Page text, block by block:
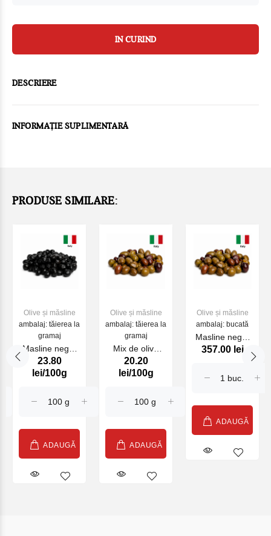
IN CURIND
DESCRIERE
INFORMAȚIE SUPLIMENTARĂ
PRODUSE SIMILARE:
Olive și măsline
ambalaj: tăierea la
gramaj
Masline negre
uscate SATOS
kg
23.80
lei/100g
ADAUGĂ
Olive și măsline
ambalaj: tăierea la
gramaj
Mix de olive
SATOS kg
20.20
lei/100g
ADAUGĂ
Olive și măsline
ambalaj: bucată
Masline negre
uscate SATOS
357.00 lei
ADAUGĂ